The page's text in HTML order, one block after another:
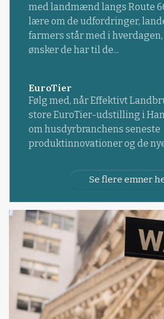
med landmænd langs Route
lære om de udfordringer,
farmers står med i
ønsker de har til de...
EuroTier
Følg med, når Effektivt
store EuroTier-udstilling i
om husdyrbranchens seneste
produktinnovationer og de
Se flere emner